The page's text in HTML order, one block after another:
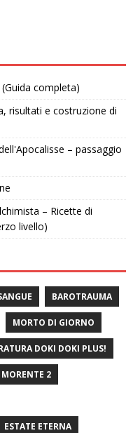
completa)
risultati e costruzione di
– passaggio
– Ricette di
livello)
BAROTRAUMA
MORTO DI GIORNO
DOKI DOKI PLUS!
MORENTE 2
ESTATE ETERNA